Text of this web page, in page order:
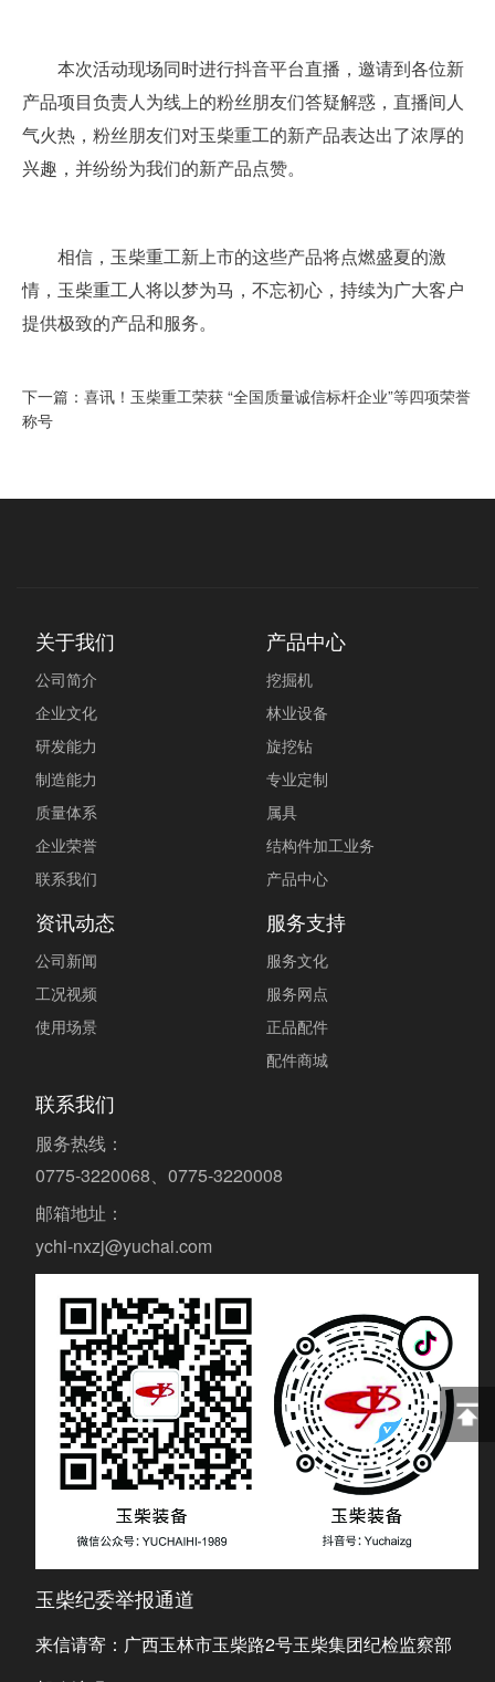
本次活动现场同时进行抖音平台直播，邀请到各位新
产品项目负责人为线上的粉丝朋友们答疑解惑，直播间人
气火热，粉丝朋友们对玉柴重工的新产品表达出了浓厚的
兴趣，并纷纷为我们的新产品点赞。
相信，玉柴重工新上市的这些产品将点燃盛夏的激
情，玉柴重工人将以梦为马，不忘初心，持续为广大客户
提供极致的产品和服务。
下一篇：喜讯！玉柴重工荣获 “全国质量诚信标杆企业”等四项荣誉
称号
关于我们
公司简介
企业文化
研发能力
制造能力
质量体系
企业荣誉
联系我们
产品中心
挖掘机
林业设备
旋挖钻
专业定制
属具
结构件加工业务
产品中心
资讯动态
公司新闻
工况视频
使用场景
服务支持
服务文化
服务网点
正品配件
配件商城
联系我们
服务热线：
0775-3220068、0775-3220008
邮箱地址：
ychi-nxzj@yuchai.com
玉柴纪委举报通道
来信请寄：广西玉林市玉柴路2号玉柴集团纪检监察部